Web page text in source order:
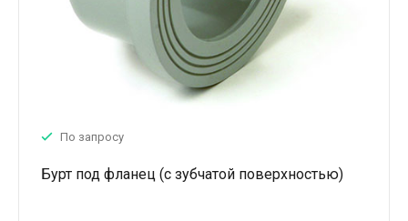
По запросу
Бурт под фланец (с зубчатой поверхностью)